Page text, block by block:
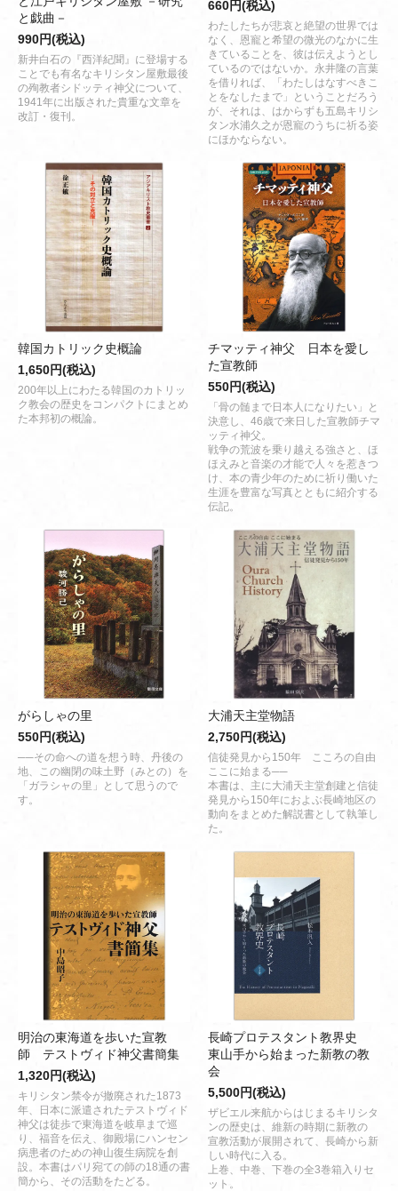
と戯曲－
990円(税込)
新井白石の『西洋紀聞』に登場する
ことでも有名なキリシタン屋敷最後
の殉教者シドッティ神父について、
1941年に出版された貴重な文章を
改訂・復刊。
660円(税込)
わたしたちが悲哀と絶望の世界では
なく、恩寵と希望の微光のなかに生
きていることを、彼は伝えようとし
ているのではないか。永井隆の言葉
を借りれば、「わたしはなすべきこ
とをなしたまで」ということだろう
が、それは、はからずも五島キリシ
タン水浦久之が恩寵のうちに祈る姿
にほかならない。
韓国カトリック史概論
1,650円(税込)
200年以上にわたる韓国のカトリッ
ク教会の歴史をコンパクトにまとめ
た本邦初の概論。
チマッティ神父 日本を愛し
た宣教師
550円(税込)
「骨の髄まで日本人になりたい」と
決意し、46歳で来日した宣教師チマ
ッティ神父。
戦争の荒波を乗り越える強さと、ほ
ほえみと音楽の才能で人々を惹きつ
け、本の青少年のために祈り働いた
生涯を豊富な写真とともに紹介する
伝記。
がらしゃの里
550円(税込)
──その命への道を想う時、丹後の
地、この幽閉の味土野（みとの）を
「ガラシャの里」として思うので
す。
大浦天主堂物語
2,750円(税込)
信徒発見から150年 こころの自由
ここに始まる──
本書は、主に大浦天主堂創建と信徒
発見から150年におよぶ長崎地区の
動向をまとめた解説書として執筆し
た。
明治の東海道を歩いた宣教
師 テストヴィド神父書簡集
1,320円(税込)
キリシタン禁令が撤廃された1873
年、日本に派遣されたテストヴィド
神父は徒歩で東海道を岐阜まで巡
り、福音を伝え、御殿場にハンセン
病患者のための神山復生病院を創
設。本書はパリ宛ての師の18通の書
簡から、その活動をたどる。
長崎プロテスタント教界史
東山手から始まった新教の教
会
5,500円(税込)
ザビエル来航からはじまるキリシタ
ンの歴史は、維新の時期に新教の
宣教活動が展開されて、長崎から新
しい時代に入る。
上巻、中巻、下巻の全3巻箱入りセ
ット。